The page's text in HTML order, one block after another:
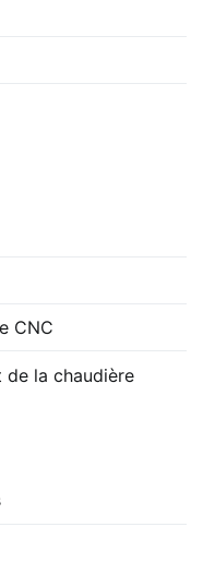
CNC
de la chaudière